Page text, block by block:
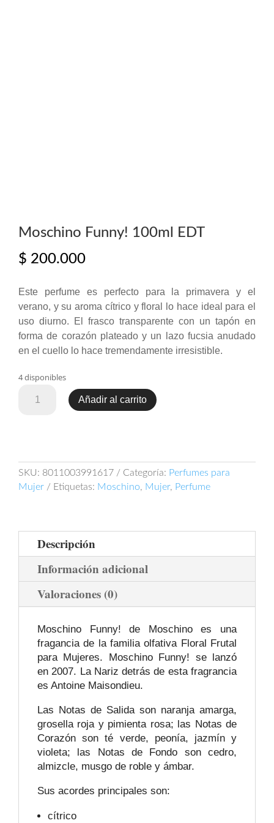
Moschino Funny! 100ml EDT
$ 200.000
Este perfume es perfecto para la primavera y el
verano, y su aroma cítrico y floral lo hace ideal para el
uso diurno. El frasco transparente con un tapón en
forma de corazón plateado y un lazo fucsia anudado
en el cuello lo hace tremendamente irresistible.
4 disponibles
Funny!
Añadir al carrito
SKU: 8011003991617 Categoría: Perfumes para
Mujer
Etiquetas: Moschino, Mujer, Perfume
Descripción
Información adicional
Valoraciones (0)
Moschino Funny! de Moschino es una
fragancia de la familia olfativa Floral Frutal
para Mujeres. Moschino Funny! se lanzó
en 2007. La Nariz detrás de esta fragrancia
es Antoine Maisondieu.
Las Notas de Salida son naranja amarga,
grosella roja y pimienta rosa; las Notas de
Corazón son té verde, peonía, jazmín y
violeta; las Notas de Fondo son cedro,
almizcle, musgo de roble y ámbar.
Sus acordes principales son:
cítrico